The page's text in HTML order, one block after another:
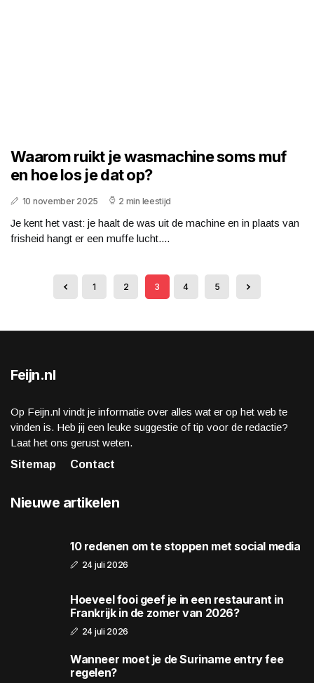
Waarom ruikt je wasmachine soms muf
en hoe los je dat op?
10 november 2025 2 min leestijd
Je kent het vast: je haalt de was uit de machine en in plaats van
frisheid hangt er een muffe lucht....
1 2 3 4 5
Feijn.nl
Op Feijn.nl vindt je informatie over alles wat er op het web te
vinden is. Heb jij een leuke suggestie of tip voor de redactie?
Laat het ons gerust weten.
Sitemap
Contact
Nieuwe artikelen
10 redenen om te stoppen met social media
24 juli 2026
Hoeveel fooi geef je in een restaurant in
Frankrijk in de zomer van 2026?
24 juli 2026
Wanneer moet je de Suriname entry fee
regelen?